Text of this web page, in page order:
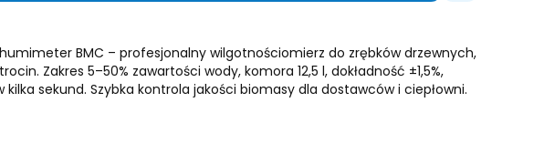
BMC – profesjonalny wilgotnościomierz do zrębków drzewnych,
Zakres 5–50% zawartości wody, komora 12,5 l, dokładność ±1,5%,
kilka sekund. Szybka kontrola jakości biomasy dla dostawców i ciepłowni.